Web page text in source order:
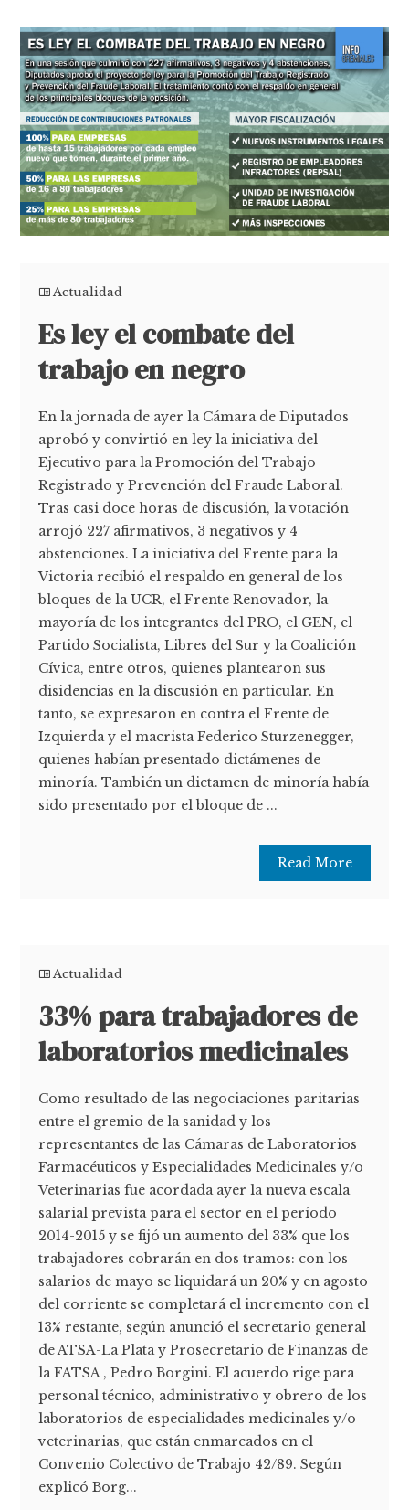
Actualidad
Es ley el combate del
trabajo en negro
En la jornada de ayer la Cámara de Diputados
aprobó y convirtió en ley la iniciativa del
Ejecutivo para la Promoción del Trabajo
Registrado y Prevención del Fraude Laboral.
Tras casi doce horas de discusión, la votación
arrojó 227 afirmativos, 3 negativos y 4
abstenciones. La iniciativa del Frente para la
Victoria recibió el respaldo en general de los
bloques de la UCR, el Frente Renovador, la
mayoría de los integrantes del PRO, el GEN, el
Partido Socialista, Libres del Sur y la Coalición
Cívica, entre otros, quienes plantearon sus
disidencias en la discusión en particular. En
tanto, se expresaron en contra el Frente de
Izquierda y el macrista Federico Sturzenegger,
quienes habían presentado dictámenes de
minoría. También un dictamen de minoría había
sido presentado por el bloque de ...
Read More
Actualidad
33% para trabajadores de
laboratorios medicinales
Como resultado de las negociaciones paritarias
entre el gremio de la sanidad y los
representantes de las Cámaras de Laboratorios
Farmacéuticos y Especialidades Medicinales y/o
Veterinarias fue acordada ayer la nueva escala
salarial prevista para el sector en el período
2014-2015 y se fijó un aumento del 33% que los
trabajadores cobrarán en dos tramos: con los
salarios de mayo se liquidará un 20% y en agosto
del corriente se completará el incremento con el
13% restante, según anunció el secretario general
de ATSA-La Plata y Prosecretario de Finanzas de
la FATSA , Pedro Borgini. El acuerdo rige para
personal técnico, administrativo y obrero de los
laboratorios de especialidades medicinales y/o
veterinarias, que están enmarcados en el
Convenio Colectivo de Trabajo 42/89. Según
explicó Borg...